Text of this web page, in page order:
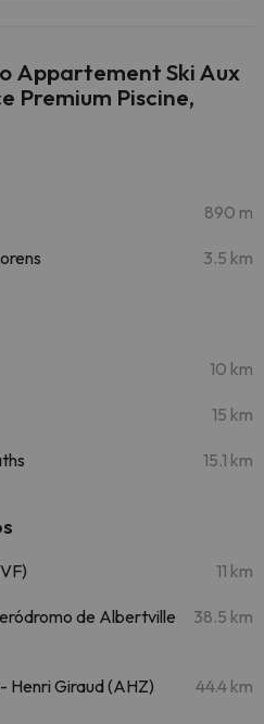
Appartement Ski Aux
Premium Piscine,
890 m
3.5 km
10 km
15 km
15.1 km
11 km
de Albertville
38.5 km
Giraud (AHZ) 44.4 km